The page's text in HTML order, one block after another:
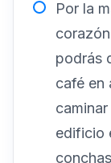
Por la
podrás
café en
edificio